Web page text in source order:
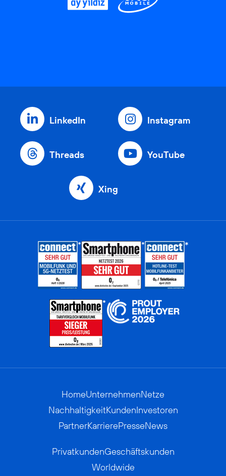
LinkedIn Instagram
Threads YouTube
Xing
HomeUnternehmenNetze
NachhaltigkeitKundenInvestoren
PartnerKarrierePresseNews
PrivatkundenGeschäftskunden
Worldwide